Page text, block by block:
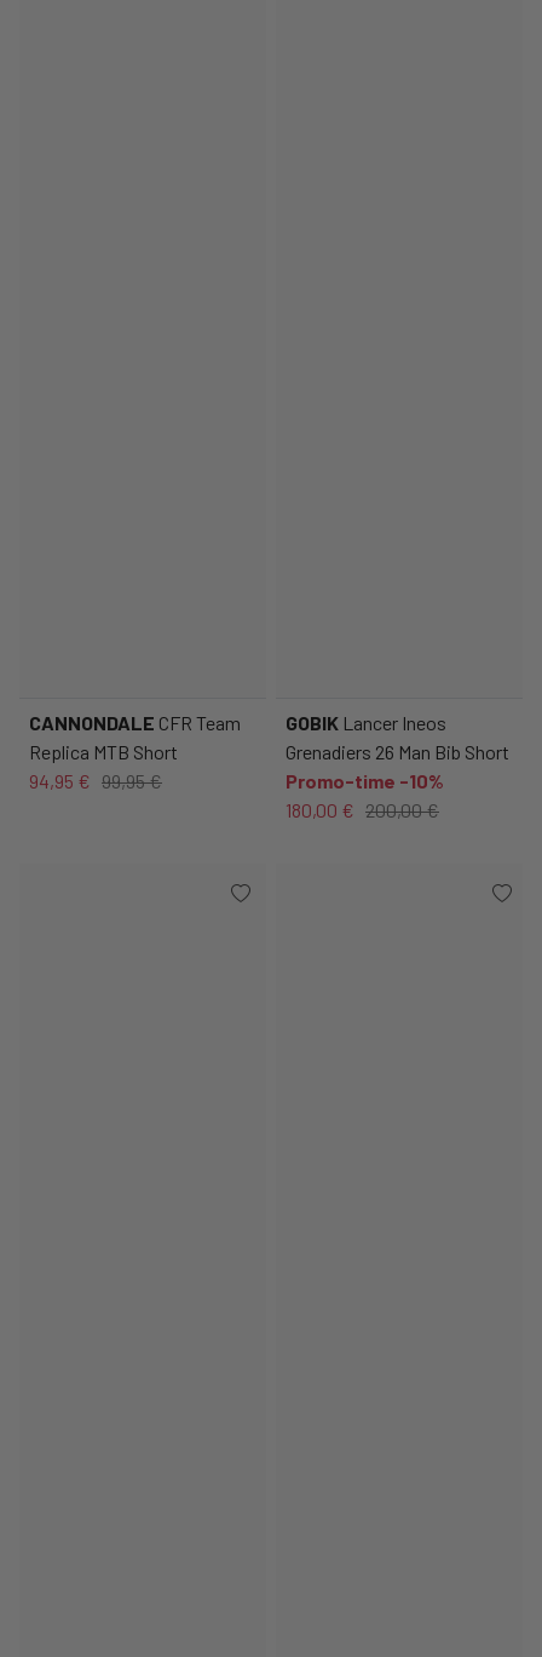
CANNONDALE CFR Team
Replica MTB Short
94,95 € 99,95 €
GOBIK Lancer Ineos
Grenadiers 26 Man Bib Short
Promo-time -10%
180,00 € 200,00 €